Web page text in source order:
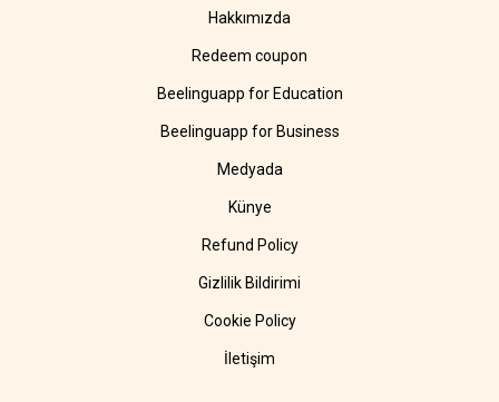
Hakkımızda
Redeem coupon
Beelinguapp for Education
Beelinguapp for Business
Medyada
Künye
Refund Policy
Gizlilik Bildirimi
Cookie Policy
İletişim